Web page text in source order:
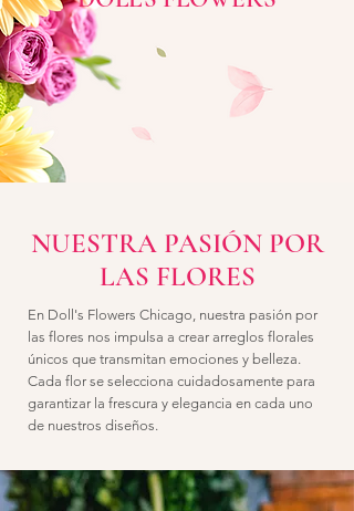
NUESTRA PASIÓN POR
LAS FLORES
En Doll's Flowers Chicago, nuestra pasión por
las flores nos impulsa a crear arreglos florales
únicos que transmitan emociones y belleza.
Cada flor se selecciona cuidadosamente para
garantizar la frescura y elegancia en cada uno
de nuestros diseños.